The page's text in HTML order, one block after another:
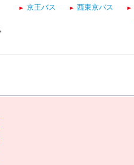
京王バス 西東京バス